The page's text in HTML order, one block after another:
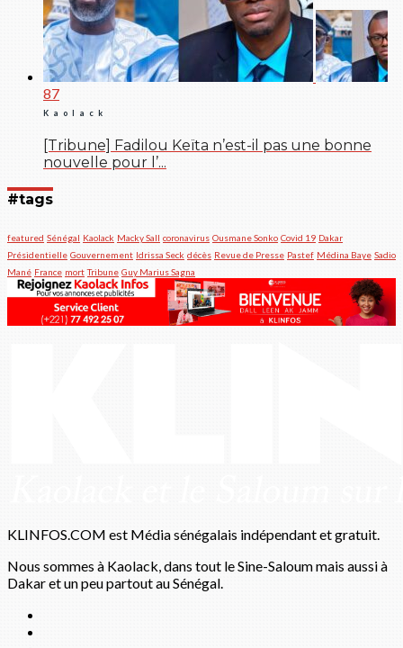
87
Kaolack
[Tribune] Fadilou Keïta n’est-il pas une bonne
nouvelle pour l’...
#tags
featured Sénégal Kaolack Macky Sall coronavirus Ousmane Sonko Covid 19 Dakar
Présidentielle Gouvernement Idrissa Seck décès Revue de Presse Pastef Médina Baye Sadio
Mané France mort Tribune Guy Marius Sagna
KLINFOS.COM est Média sénégalais indépendant et gratuit.
Nous sommes à Kaolack, dans tout le Sine-Saloum mais aussi à
Dakar et un peu partout au Sénégal.